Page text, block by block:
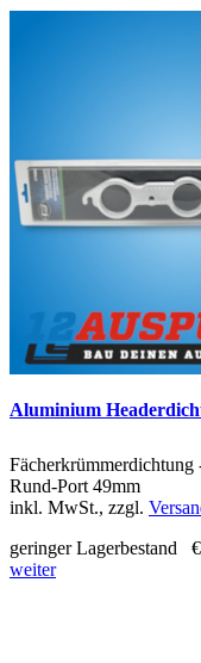
Aluminium
Rund-Port 49mm
inkl. MwSt., zzgl.
geringer Lagerbestand
weiter